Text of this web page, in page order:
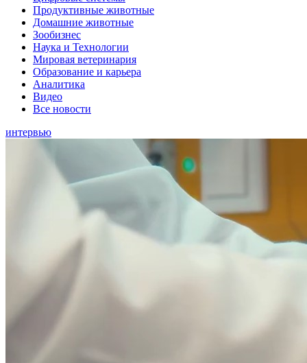
Продуктивные животные
Домашние животные
Зообизнес
Наука и Технологии
Мировая ветеринария
Образование и карьера
Аналитика
Видео
Все новости
интервью